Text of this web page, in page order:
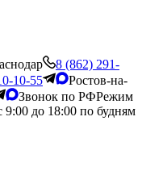
8 (862) 291-
10-55
Ростов-на-
Звонок по РФРежим
9:00 до 18:00 по будням